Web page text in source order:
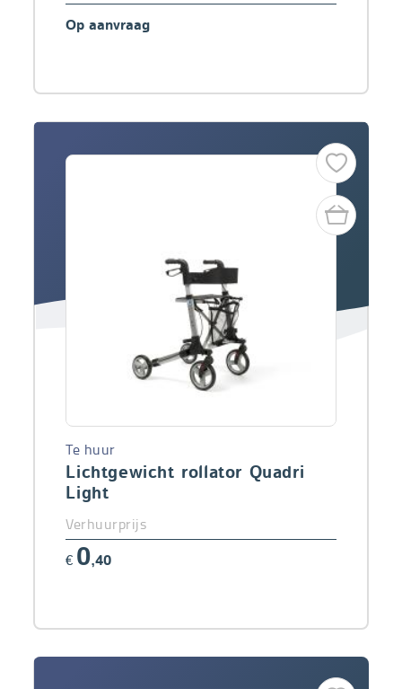
Op aanvraag
Lichtgewicht rollator Quadri
Light
Te huur
Verhuurprijs
€ 0,40